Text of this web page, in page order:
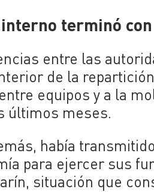
terminó
entre las
de la
equipos y a la
últimos meses.
había
para ejercer sus
situación que